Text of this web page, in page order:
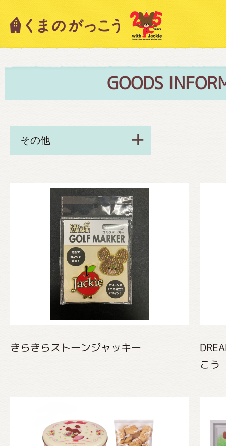
GOODS
きらきらストーンジャッキー
こう
キャラクター紹介
スタッフブログ
ショップインフォメーション
グッズインフォメーション
ミュージカル・コンサート
おたのしみコンテンツ(クイズ・